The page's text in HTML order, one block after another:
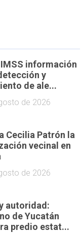
información
y
de ale...
de 2026
Cecilia Patrón la
vecinal en
de 2026
autoridad:
de Yucatán
predio estat...